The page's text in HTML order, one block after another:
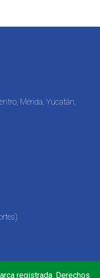
Mérida, Yucatán,
registrada. Derechos